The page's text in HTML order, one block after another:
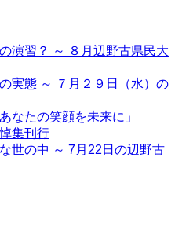
演習？ ～ ８月辺野古県民大
実態 ～ ７月２９日（水）の
なたの笑顔を未来に」
集刊行
世の中 ～ 7月22日の辺野古